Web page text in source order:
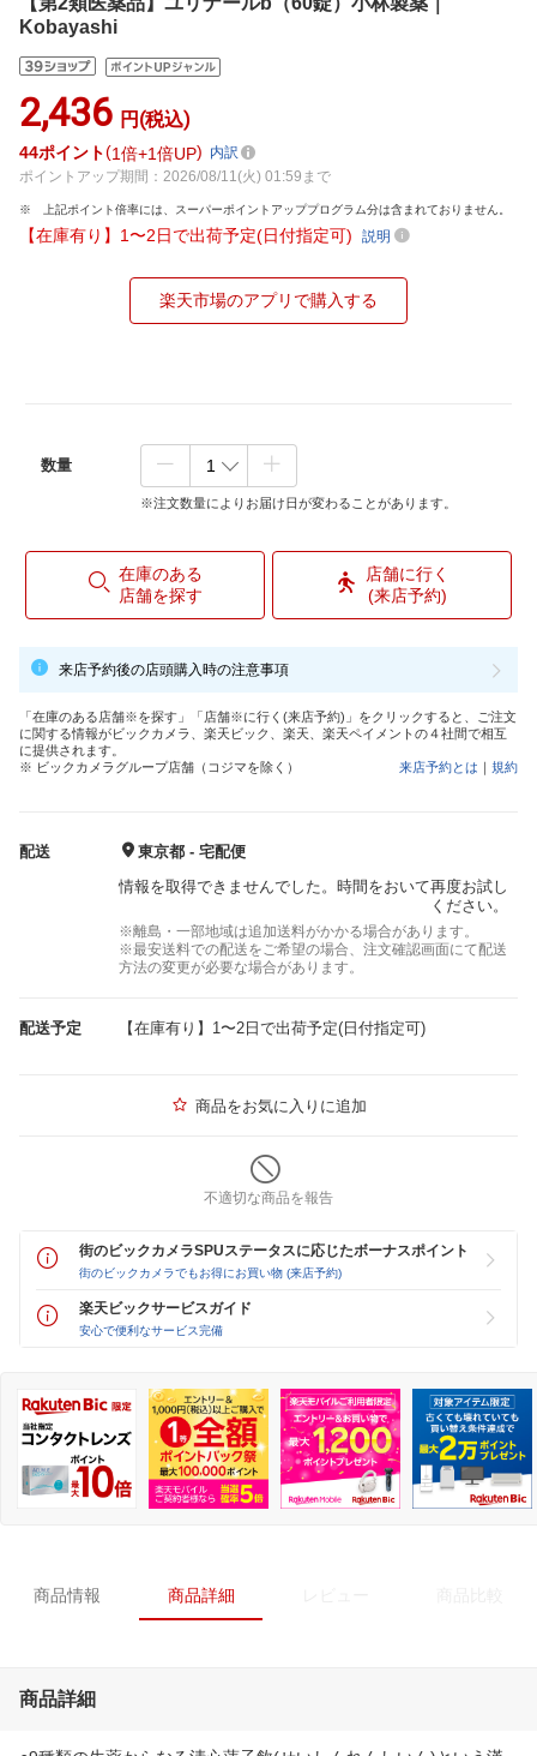
Kobayashi
2,436 円(税込)
44ポイント 1倍 1倍UP
内訳
ポイントアップ期間：2026/08/11(火) 01:59まで
上記ポイント倍率には、スーパーポイントアッププログラム分は含まれておりません。
【在庫有り】1〜2日で出荷予定(日付指定可) 説明
楽天市場のアプリで購入する
数量
※注文数量によりお届け日が変わることがあります。
在庫のある
店舗を探す
店舗に行く
(来店予約)
来店予約後の店頭購入時の注意事項
「在庫のある店舗※を探す」「店舗※に行く(来店予約)」をクリックすると、ご注文
に関する情報がビックカメラ、楽天ビック、楽天、楽天ペイメントの４社間で相互
に提供されます。
※ ビックカメラグループ店舗（コジマを除く）
来店予約とは ｜ 規約
配送
東京都 - 宅配便
情報を取得できませんでした。時間をおいて再度お試し
ください。
※離島・一部地域は追加送料がかかる場合があります。
※最安送料での配送をご希望の場合、注文確認画面にて配送
方法の変更が必要な場合があります。
配送予定 【在庫有り】1〜2日で出荷予定(日付指定可)
商品をお気に入りに追加
不適切な商品を報告
街のビックカメラSPUステータスに応じたボーナスポイント
街のビックカメラでもお得にお買い物 (来店予約)
楽天ビックサービスガイド
安心で便利なサービス完備
商品情報 商品詳細
商品詳細